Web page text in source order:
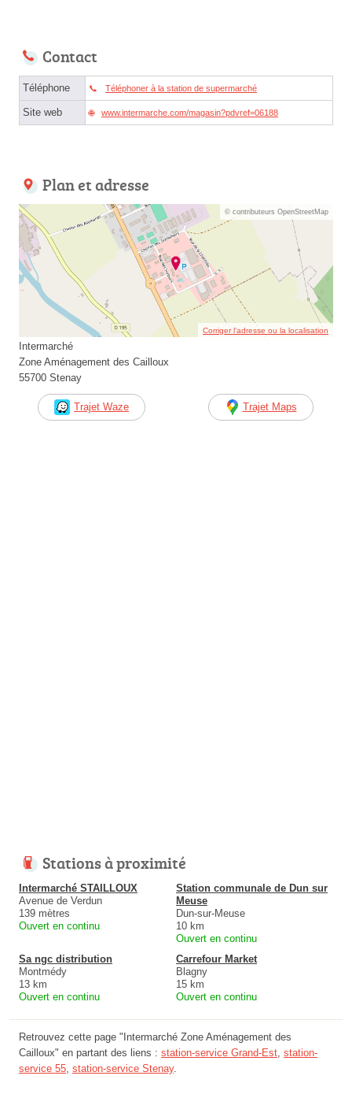
Contact
Téléphone Téléphoner à la station de supermarché
Site web www.intermarche.com/magasin?pdvref=06188
Plan et adresse
© contributeurs OpenStreetMap
Corriger l’adresse ou la localisation
Intermarché
Zone Aménagement des Cailloux
55700 Stenay
Trajet Waze Trajet Maps
Stations à proximité
Intermarché STAILLOUX
Avenue de Verdun
139 mètres
Ouvert en continu
Station communale de Dun sur
Meuse
Dun-sur-Meuse
10 km
Ouvert en continu
Sa ngc distribution
Montmédy
13 km
Ouvert en continu
Carrefour Market
Blagny
15 km
Ouvert en continu
Retrouvez cette page "Intermarché Zone Aménagement des
Cailloux" en partant des liens : station-service Grand-Est station-
service 55 station-service Stenay.